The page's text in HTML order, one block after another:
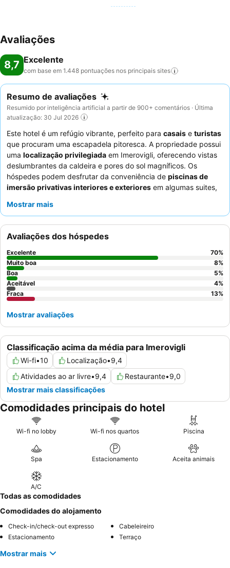
Avaliações
8,7 Excelente
com base em 1.448 pontuações nos principais sites
Resumo de avaliações
Resumido por inteligência artificial a partir de 900+ comentários · Última
atualização: 30 Jul 2026
Este hotel é um refúgio vibrante, perfeito para casais e turistas
que procuram uma escapadela pitoresca. A propriedade possui
uma localização privilegiada em Imerovigli, oferecendo vistas
deslumbrantes da caldeira e pores do sol magníficos. Os
hóspedes podem desfrutar da conveniência de piscinas de
imersão privativas interiores e exteriores em algumas suites,
funcionários atenciosos e prestativos
vezes entregue no quarto, é um destaque. Para uma
experiência inesquecível, considere reservar um
cavernapelo seu charme único e amplitude.
Mostrar mais
Classificação acima da média para Imerovigli
Wi-fi•10 Localização•9,4
Atividades ao ar livre•9,4 Restaurante•9,0
Mostrar mais classificações
Avaliações dos hóspedes
Excelente 70%
Muito boa
8%
Boa
5%
Aceitável
4%
Fraca
13%
Mostrar avaliações
Comodidades principais do hotel
Wi-fi no lobby Wi-fi nos quartos Piscina
Spa Estacionamento Aceita animais
A/C
Todas as comodidades
Comodidades do alojamento
Check-in/check-out expresso
Cabeleireiro
Estacionamento
Terraço
Mostrar mais